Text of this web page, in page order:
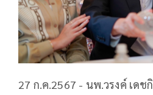
27 ก.ค.2567 - นพ.วรงค์ เดช